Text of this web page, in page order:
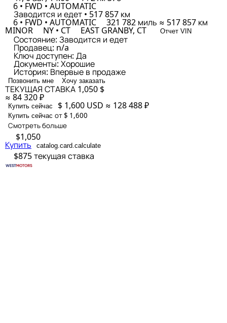
6 • FWD • AUTOMATIC
Заводится и едет • 517 857 км
6 • FWD • AUTOMATIC 321 782 миль ≈ 517 857 км
MINOR NY • CT EAST GRANBY, CT Отчет VIN
Состояние: Заводится и едет
Продавец: n/a
Ключ доступен: Да
Документы: Хорошие
История: Впервые в продаже
Позвонить мне Хочу заказать
ТЕКУЩАЯ СТАВКА 1,050 $
≈ 84 320 ₽
Купить сейчас $ 1,600 USD ≈ 128 488 ₽
Купить сейчас от $ 1,600
Смотреть больше
$1,050
Купить catalog.card.calculate
$875текущая ставка